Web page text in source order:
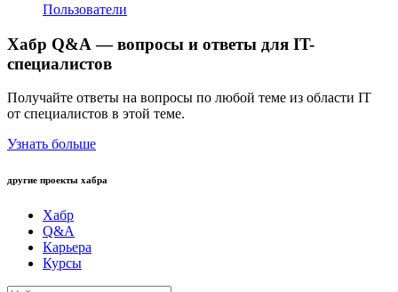
Пользователи
Хабр Q&A — вопросы и ответы для IT-
специалистов
Получайте ответы на вопросы по любой теме из области IT
от специалистов в этой теме.
Узнать больше
другие проекты хабра
Хабр
Q&A
Карьера
Курсы